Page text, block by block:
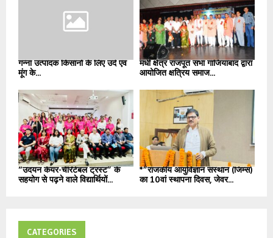
गन्ना उत्पादक किसानों के लिए उर्द एवं
मूंग के...
मधी क्षेत्र राजपूत सभा गाजियाबाद द्वारा
आयोजित क्षत्रिय समाज...
“उदयन केयर-चैरिटेबल ट्रस्ट” के
सहयोग से पढ़ने वाले विद्यार्थियों...
*”राजकीय आयुर्विज्ञान संस्थान (जिम्स)
का 10वां स्थापना दिवस, जेवर...
CATEGORIES